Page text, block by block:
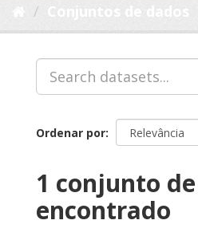
Ordenar por
1 conjunto
encontrado